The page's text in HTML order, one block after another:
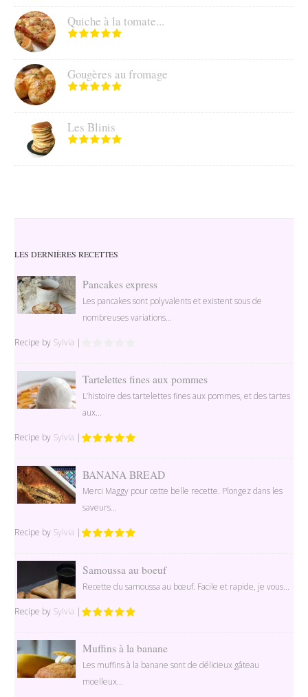
Quiche à la tomate...
Gougères au fromage
Les Blinis
LES DERNIÈRES RECETTES
Pancakes express
Les pancakes sont polyvalents et existent sous de
nombreuses variations...
Recipe by Sylvia |
Tartelettes fines aux pommes
L’histoire des tartelettes fines aux pommes, et des tartes
aux...
Recipe by Sylvia |
BANANA BREAD
Merci Maggy pour cette belle recette. Plongez dans les
saveurs...
Recipe by Sylvia |
Samoussa au boeuf
Recette du samoussa au bœuf. Facile et rapide, je vous...
Recipe by Sylvia |
Muffins à la banane
Les muffins à la banane sont de délicieux gâteau
moelleux...